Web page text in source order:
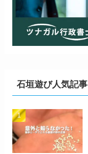
石垣遊び人気記事